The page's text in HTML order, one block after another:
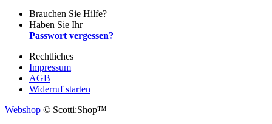
Brauchen Sie Hilfe?
Haben Sie Ihr
Passwort vergessen?
Rechtliches
Impressum
AGB
Widerruf starten
Webshop © Scotti:Shop™